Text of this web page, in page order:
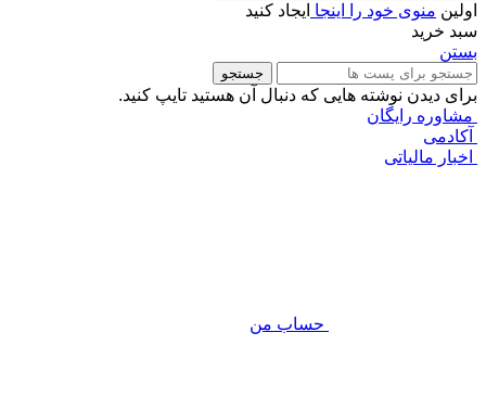
اولین منوی خود را اینجا ایجاد کنید
سبد خرید
بستن
جستجو
برای دیدن نوشته هایی که دنبال آن هستید تایپ کنید.
مشاوره رایگان
آکادمی
اخبار مالیاتی
حساب من